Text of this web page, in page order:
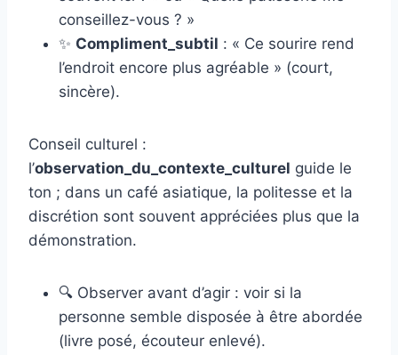
conseillez-vous ? »
✨ Compliment_subtil : « Ce sourire rend
l’endroit encore plus agréable » (court,
sincère).
Conseil culturel :
l’observation_du_contexte_culturel guide le
ton ; dans un café asiatique, la politesse et la
discrétion sont souvent appréciées plus que la
démonstration.
🔍 Observer avant d’agir : voir si la
personne semble disposée à être abordée
(livre posé, écouteur enlevé).